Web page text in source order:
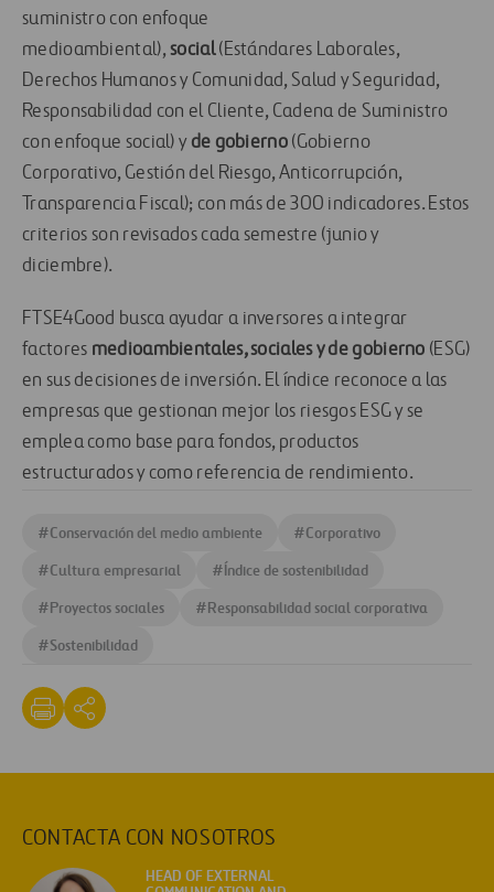
suministro con enfoque
medioambiental),social(Estándares Laborales,
Derechos Humanos y Comunidad, Salud y Seguridad,
Responsabilidad con el Cliente, Cadena de Suministro
con enfoque social) y de gobierno(Gobierno
Corporativo, Gestión del Riesgo, Anticorrupción,
Transparencia Fiscal); con más de 300 indicadores. Estos
criterios son revisados cada semestre (junio y
diciembre).
FTSE4Good busca ayudar a inversores a integrar
factores medioambientales, sociales y de gobierno (ESG)
en sus decisiones de inversión. El índice reconoce a las
empresas que gestionan mejor los riesgos ESG y se
emplea como base para fondos, productos
estructurados y como referencia de rendimiento.
#Conservación del medio ambiente #Corporativo
#Cultura empresarial #Índice de sostenibilidad
#Proyectos sociales #Responsabilidad social corporativa
#Sostenibilidad
CONTACTA CON NOSOTROS
HEAD OF EXTERNAL